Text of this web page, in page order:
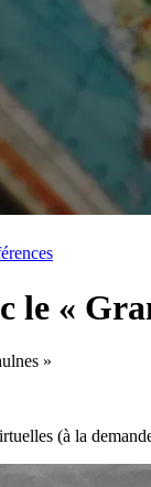
le «
»
(à la